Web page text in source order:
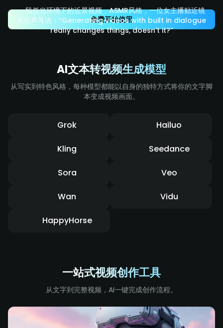
一段低光环境下的近景视频，ASMR风格，一位女主播贴近镜
头轻声耳语：“Generating videos with built in dialogue
really changes things, doesn't it?”
免费开始使用
AI文本转视频生成模型
从写实到特色风格，每种模型都能以自身的独特方式将你的文字脚
本变成视频画面。
Grok Hailuo
Kling Seedance
Sora Veo
Wan Vidu
HappyHorse
一站式视频创作工具
从文字到完整视频，AI一键完成创作流程。